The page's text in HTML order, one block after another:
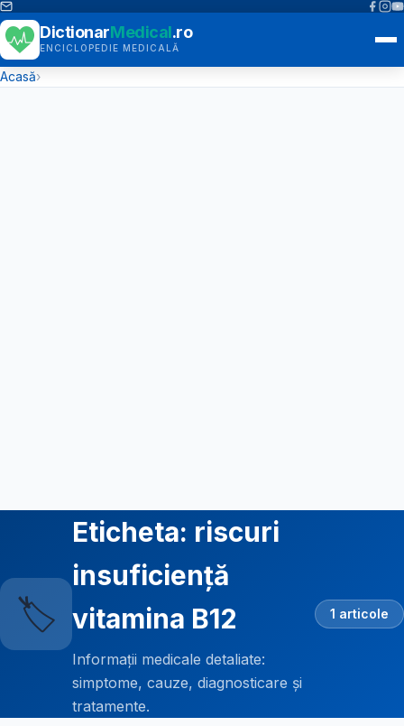
DictionarMedical.ro
ENCICLOPEDIE MEDICALĂ
Acasă›
🏷️
Eticheta: riscuri
insuficiență
vitamina B12
Informații medicale detaliate:
simptome, cauze, diagnosticare și
tratamente.
1 articole